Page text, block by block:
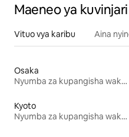
Maeneo ya kuvinjari
Vituo vya karibu Aina
Osaka
Nyumba za kupangisha wakati wa likizo
Kyoto
Nyumba za kupangisha wakati wa likizo